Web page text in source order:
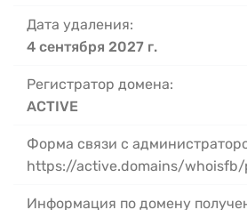
Дата удаления:
4 сентября 2027 г.
Регистратор домена:
ACTIVE
Форма связи с
https://active.domains/
Информация по домену